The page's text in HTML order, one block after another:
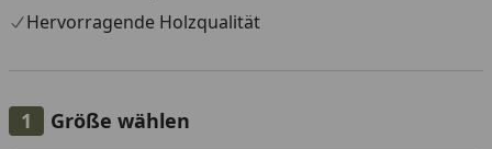
Hervorragende Holzqualität
Größe wählen